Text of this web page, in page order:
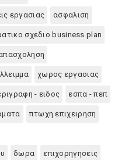
εργασιας ασφαλιση
σχεδιο business plan
χωρος εργασιας
- ειδος εσπα - πεπ
πτωχη επιχειρηση
δωρα επιχορηγησεις